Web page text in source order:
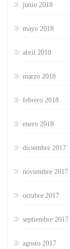
junio 2018
mayo 2018
abril 2018
marzo 2018
febrero 2018
enero 2018
diciembre 2017
noviembre 2017
octubre 2017
septiembre 2017
agosto 2017